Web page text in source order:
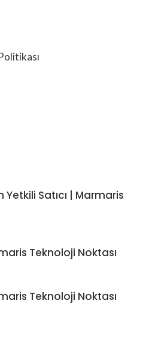
Satıcı | Marmaris
Teknoloji Noktası
Teknoloji Noktası